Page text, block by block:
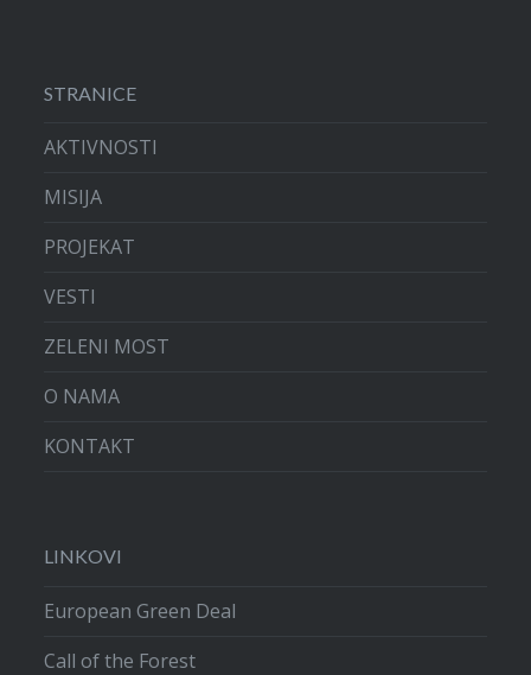
STRANICE
AKTIVNOSTI
MISIJA
PROJEKAT
VESTI
ZELENI MOST
O NAMA
KONTAKT
LINKOVI
European Green Deal
Call of the Forest